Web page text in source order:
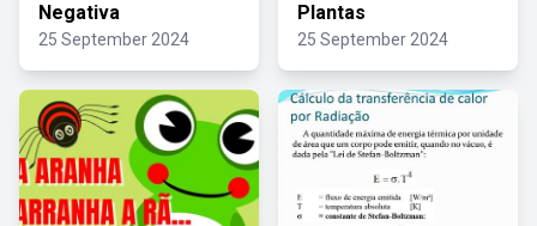
Negativa
25 September 2024
Plantas
25 September 2024